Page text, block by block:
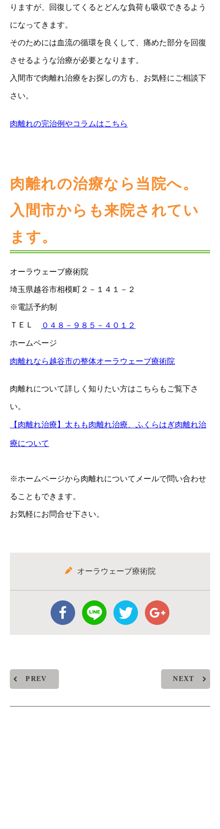
りますが、回復してくるとどんな負荷も吸収できるよう
になってきます。
そのためには血流の循環を良くして、痛めた部分を回復
させるような治療が必要となります。
入間市で肉離れ治療をお探しの方も、お気軽にご相談下
さい。
肉離れの完治例やコラムはこちら
肉離れの治療なら当院へ。
入間市からも来院されてい
ます。
オーラウェーブ療術院
埼玉県越谷市相模町２－１４１－２
※電話予約制
ＴＥＬ ０４８－９８５－４０１２
ホームページ
肉離れなら越谷市の整体オーラウェーブ療術院
肉離れについて詳しく知りたい方はこちらもご覧下さ
い。
【肉離れ治療】太もも肉離れ治療、ふくらはぎ肉離れ治
療について
※ホームページから肉離れについてメールで問い合わせ
ることもできます。
お気軽にお問合せ下さい。
オーラウェーブ療術院
PREV NEXT